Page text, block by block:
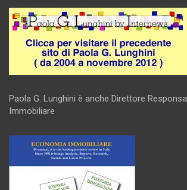
Paola G. Lunghini è anche Direttore
Immobiliare